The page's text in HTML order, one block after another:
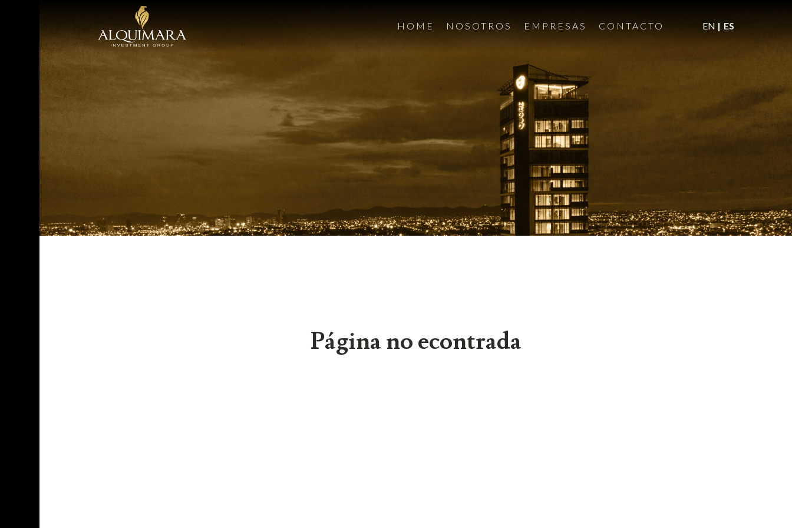
HOME NOSOTROS EMPRESAS CONTACTO EN ES
Página no econtrada